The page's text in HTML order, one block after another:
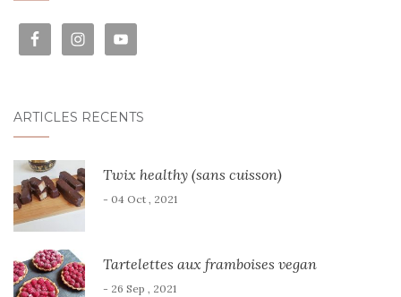
ARTICLES RÉCENTS
Twix healthy (sans cuisson)
- 04 Oct , 2021
Tartelettes aux framboises vegan
- 26 Sep , 2021